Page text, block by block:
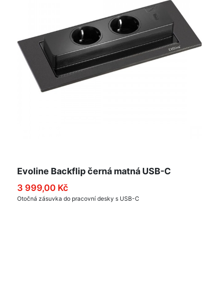
Evoline Backflip černá matná USB-C
3 999,00 Kč
Otočná zásuvka do pracovní desky s USB-C